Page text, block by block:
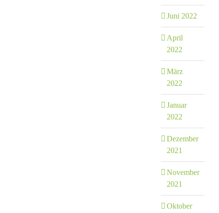
Juni 2022
April
2022
März
2022
Januar
2022
Dezember
2021
November
2021
Oktober